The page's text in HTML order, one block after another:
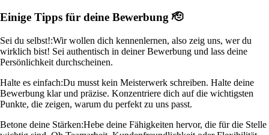
Einige Tipps für deine Bewerbung 🫡
Sei du selbst!:Wir wollen dich kennenlernen, also zeig uns, wer du
wirklich bist! Sei authentisch in deiner Bewerbung und lass deine
Persönlichkeit durchscheinen.
Halte es einfach:Du musst kein Meisterwerk schreiben. Halte deine
Bewerbung klar und präzise. Konzentriere dich auf die wichtigsten
Punkte, die zeigen, warum du perfekt zu uns passt.
Betone deine Stärken:Hebe deine Fähigkeiten hervor, die für die Stelle